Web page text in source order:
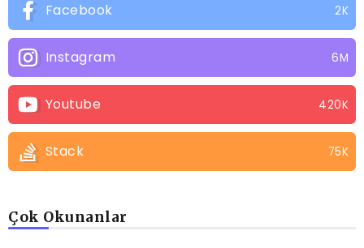
Facebook 2K
Instagram 6M
Youtube 420K
Stack 75K
Çok Okunanlar